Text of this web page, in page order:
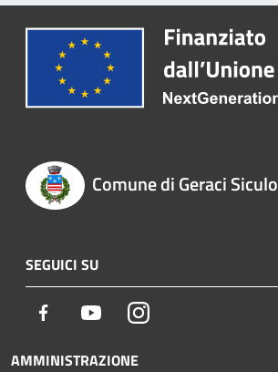
Comune di Geraci Siculo
SEGUICI SU
Facebook YoutubeInstagram
AMMINISTRAZIONE